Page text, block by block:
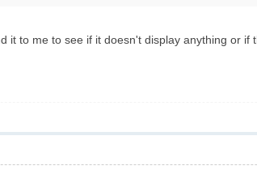
it to me to see if it doesn't display anything or if